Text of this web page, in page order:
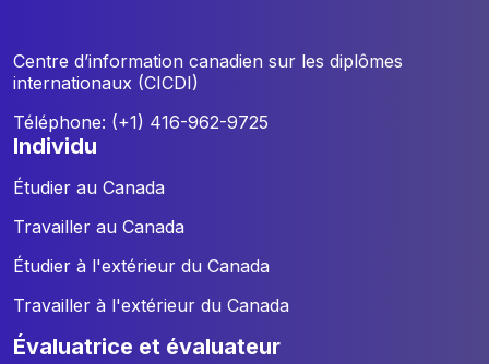
Centre d’information canadien sur les diplômes
internationaux (CICDI)
Téléphone: (+1) 416-962-9725
individu
Étudier au Canada
Travailler au Canada
Étudier à l'extérieur du Canada
Travailler à l'extérieur du Canada
évaluatrice et évaluateur